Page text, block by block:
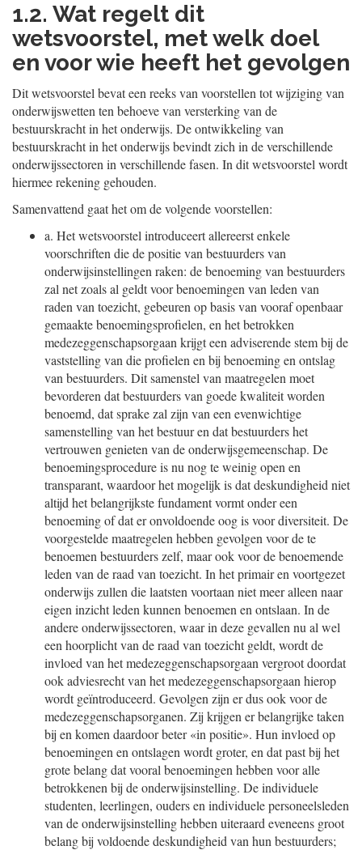
1.2. Wat regelt dit
wetsvoorstel, met welk doel
en voor wie heeft het gevolgen
Dit wetsvoorstel bevat een reeks van voorstellen tot wijziging van
onderwijswetten ten behoeve van versterking van de
bestuurskracht in het onderwijs. De ontwikkeling van
bestuurskracht in het onderwijs bevindt zich in de verschillende
onderwijssectoren in verschillende fasen. In dit wetsvoorstel wordt
hiermee rekening gehouden.
Samenvattend gaat het om de volgende voorstellen:
a. Het wetsvoorstel introduceert allereerst enkele
voorschriften die de positie van bestuurders van
onderwijsinstellingen raken: de benoeming van bestuurders
zal net zoals al geldt voor benoemingen van leden van
raden van toezicht, gebeuren op basis van vooraf openbaar
gemaakte benoemingsprofielen, en het betrokken
medezeggenschapsorgaan krijgt een adviserende stem bij de
vaststelling van die profielen en bij benoeming en ontslag
van bestuurders. Dit samenstel van maatregelen moet
bevorderen dat bestuurders van goede kwaliteit worden
benoemd, dat sprake zal zijn van een evenwichtige
samenstelling van het bestuur en dat bestuurders het
vertrouwen genieten van de onderwijsgemeenschap. De
benoemingsprocedure is nu nog te weinig open en
transparant, waardoor het mogelijk is dat deskundigheid niet
altijd het belangrijkste fundament vormt onder een
benoeming of dat er onvoldoende oog is voor diversiteit. De
voorgestelde maatregelen hebben gevolgen voor de te
benoemen bestuurders zelf, maar ook voor de benoemende
leden van de raad van toezicht. In het primair en voortgezet
onderwijs zullen die laatsten voortaan niet meer alleen naar
eigen inzicht leden kunnen benoemen en ontslaan. In de
andere onderwijssectoren, waar in deze gevallen nu al wel
een hoorplicht van de raad van toezicht geldt, wordt de
invloed van het medezeggenschapsorgaan vergroot doordat
ook adviesrecht van het medezeggenschapsorgaan hierop
wordt geïntroduceerd. Gevolgen zijn er dus ook voor de
medezeggenschapsorganen. Zij krijgen er belangrijke taken
bij en komen daardoor beter «in positie». Hun invloed op
benoemingen en ontslagen wordt groter, en dat past bij het
grote belang dat vooral benoemingen hebben voor alle
betrokkenen bij de onderwijsinstelling. De individuele
studenten, leerlingen, ouders en individuele personeelsleden
van de onderwijsinstelling hebben uiteraard eveneens groot
belang bij voldoende deskundigheid van hun bestuurders;